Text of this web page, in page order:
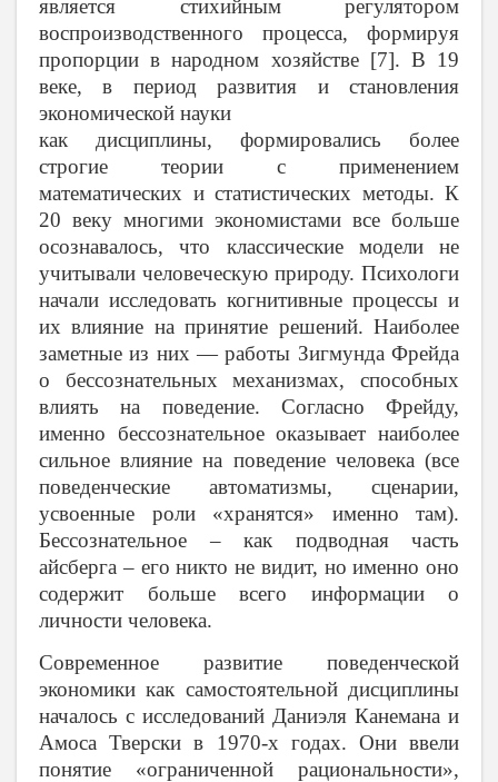
является стихийным регулятором
воспроизводственного процесса, формируя
пропорции в народном хозяйстве [7]. В 19
веке, в период развития и становления
экономической науки
как дисциплины, формировались более
строгие теории с применением
математических и статистических методы. К
20 веку многими экономистами все больше
осознавалось, что классические модели не
учитывали человеческую природу. Психологи
начали исследовать когнитивные процессы и
их влияние на принятие решений. Наиболее
заметные из них — работы Зигмунда Фрейда
о бессознательных механизмах, способных
влиять на поведение. Согласно Фрейду,
именно бессознательное оказывает наиболее
сильное влияние на поведение человека (все
поведенческие автоматизмы, сценарии,
усвоенные роли «хранятся» именно там).
Бессознательное – как подводная часть
айсберга – его никто не видит, но именно оно
содержит больше всего информации о
личности человека.
Современное развитие поведенческой
экономики как самостоятельной дисциплины
началось с исследований Даниэля Канемана и
Амоса Тверски в 1970-х годах. Они ввели
понятие «ограниченной рациональности»,